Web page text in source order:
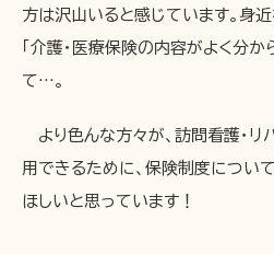
方は沢山いると感じています。身近
「介護・医療保険の内容がよく分か
て…。
より色んな方々が、訪問看護・リ
用できるために、保険制度につい
ほしいと思っています！